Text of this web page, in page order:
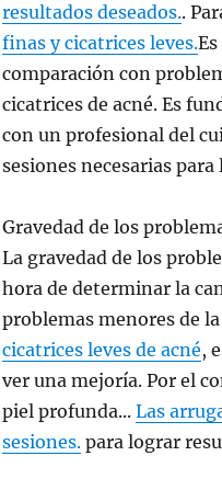
resultados deseados..
finas y cicatrices leves.
comparación con
cicatrices de acné. Es
con un profesional del
sesiones necesarias
Gravedad de los
La gravedad de los
hora de determinar la
problemas menores de
cicatrices leves de acné,
ver una mejoría. Por el
piel profunda... Las
sesiones.para lograr